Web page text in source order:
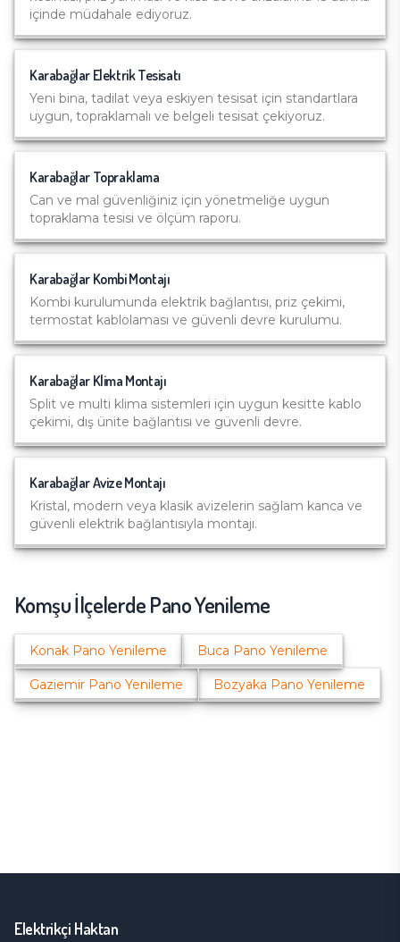
içinde müdahale ediyoruz.
Karabağlar Elektrik Tesisatı
Yeni bina, tadilat veya eskiyen tesisat için standartlara
uygun, topraklamalı ve belgeli tesisat çekiyoruz.
Karabağlar Topraklama
Can ve mal güvenliğiniz için yönetmeliğe uygun
topraklama tesisi ve ölçüm raporu.
Karabağlar Kombi Montajı
Kombi kurulumunda elektrik bağlantısı, priz çekimi,
termostat kablolaması ve güvenli devre kurulumu.
Karabağlar Klima Montajı
Split ve multi klima sistemleri için uygun kesitte kablo
çekimi, dış ünite bağlantısı ve güvenli devre.
KarabağlarAvize Montajı
Kristal, modern veya klasik avizelerin sağlam kanca ve
güvenli elektrik bağlantısıyla montajı.
Komşu İlçelerdePano Yenileme
Konak Pano Yenileme Buca Pano Yenileme
Gaziemir Pano Yenileme Bozyaka Pano Yenileme
Elektrikçi Haktan